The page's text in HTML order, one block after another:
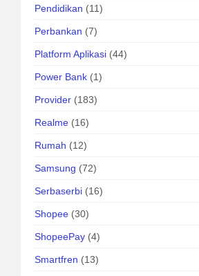
Pendidikan (11)
Perbankan (7)
Platform Aplikasi (44)
Power Bank (1)
Provider (183)
Realme (16)
Rumah (12)
Samsung (72)
Serbaserbi (16)
Shopee (30)
ShopeePay (4)
Smartfren (13)